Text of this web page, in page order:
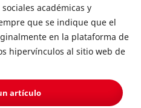
académicas y
que se indique que el
en la plataforma de
hipervínculos al sitio web de
artículo